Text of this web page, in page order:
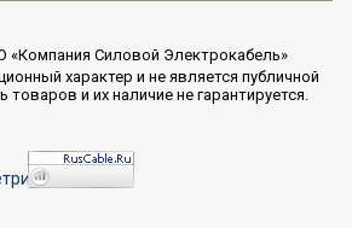
«Компания Силовой Электрокабель»
характер и не является публичной
и их наличие не гарантируется.